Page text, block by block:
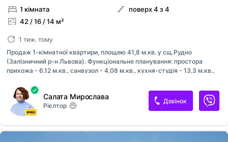
1 кімната
42 / 16 / 14 м²
поверх 4 з 4
1 тиж. тому
Продаж 1-кімнатної квартири, площею 41,8 м.кв. у сщ.Рудно
(Залізничний р-н Львова). Функціональне планування: простора
прихожа - 6,12 м.кв., санвузол - 4,08 м.кв., кухня-студія - 13,3 м.кв.,
балконом з видом на ліс. Стан - 0-цикл. Підведені всі комунікації.
Індивідуальне газове опалення, встановлений котел та лічильники.
Будинок клубного типу, малоповерховий, з ліфтом. На першому
поверсі - комерція, усе необхідне поруч. Передбачено великий
паркінг: гостьові та приватні місця. Телефонуйте та записуйтесь на
Салата Мирослава
Рієлтор
Дзвінок